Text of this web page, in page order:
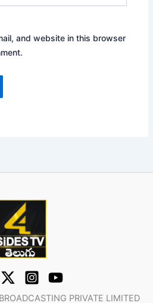
and website in this browser
PRIVATE LIMITED